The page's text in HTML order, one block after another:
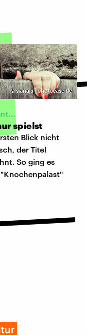
©sianais | photocase.de
spielst
Blick nicht
der Titel
So ging es